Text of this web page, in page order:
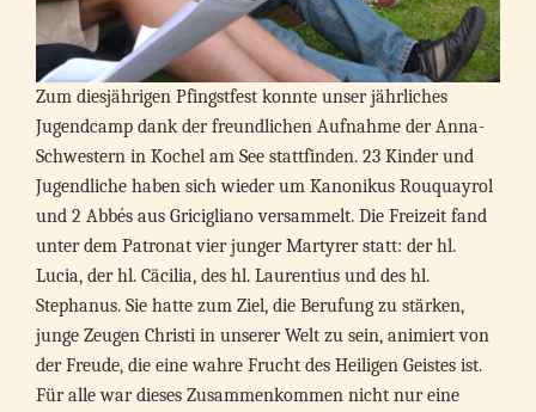
Zum diesjährigen Pfingstfest konnte unser jährliches
Jugendcamp dank der freundlichen Aufnahme der Anna-
Schwestern in Kochel am See stattfinden. 23 Kinder und
Jugendliche haben sich wieder um Kanonikus Rouquayrol
und 2 Abbés aus Gricigliano versammelt. Die Freizeit fand
unter dem Patronat vier junger Martyrer statt: der hl.
Lucia, der hl. Cäcilia, des hl. Laurentius und des hl.
Stephanus. Sie hatte zum Ziel, die Berufung zu stärken,
junge Zeugen Christi in unserer Welt zu sein, animiert von
der Freude, die eine wahre Frucht des Heiligen Geistes ist.
Für alle war dieses Zusammenkommen nicht nur eine